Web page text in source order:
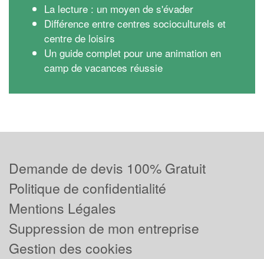
La lecture : un moyen de s'évader
Différence entre centres socioculturels et
centre de loisirs
Un guide complet pour une animation en
camp de vacances réussie
Demande de devis 100% Gratuit
Politique de confidentialité
Mentions Légales
Suppression de mon entreprise
Gestion des cookies